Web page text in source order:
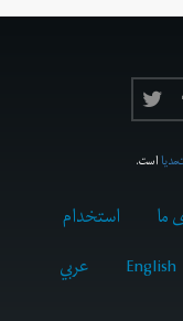
است.
ما
استخدام
English
عربي